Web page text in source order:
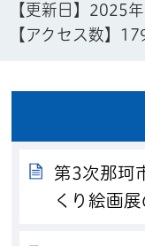
【更新日】 2025
【アクセス数】
第3次那珂
くり絵画